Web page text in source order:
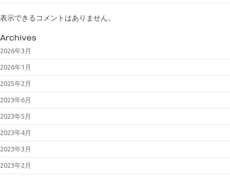
表示できるコメントはありません。
Archives
2026年3月
2026年1月
2025年2月
2023年6月
2023年5月
2023年4月
2023年3月
2023年2月